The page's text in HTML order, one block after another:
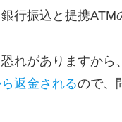
行振込と提携ATM
れがありますから
返金されるので、